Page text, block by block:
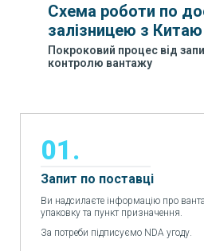
Схема роботи по
залізницею з Китаю
Покроковий процес від
контролю вантажу
01.
Запит по поставці
Ви надсилаєте інформацію про
упаковку та пункт призначення.
За потреби підписуємо NDA угоду.